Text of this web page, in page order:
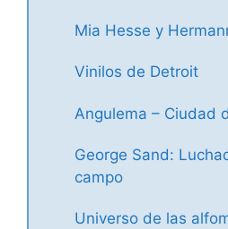
Mia Hesse y
Vinilos de Detroit
Angulema – Ciudad
George Sand:
campo
Universo de las